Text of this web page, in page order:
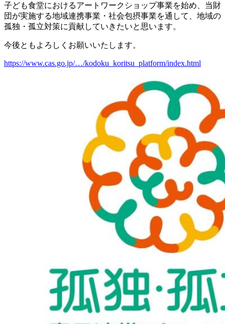
子ども食堂におけるアートワークショップ事業を始め、当財
団が実施する地域連携事業・社会包摂事業を通して、地域の
孤独・孤立対策に貢献していきたいと思います。
今後ともよろしくお願いいたします。
https://www.cas.go.jp/…/kodoku_koritsu_platform/index.html